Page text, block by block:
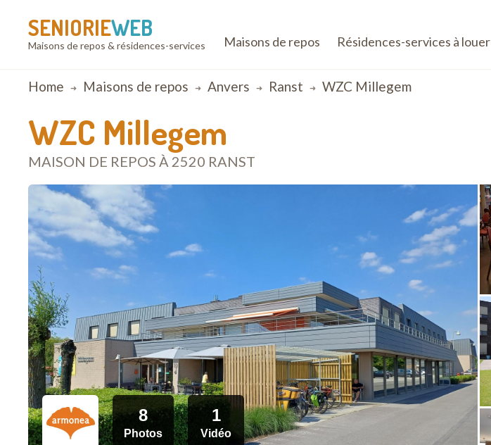
SENIORIEWEB
Maisons de repos & résidences-services Maisons de repos Résidences-services à louer
Breadcrumb
Home Maisons de repos Anvers Ranst WZC Millegem
WZC Millegem
MAISON DE REPOS À 2520 RANST
8
Photos
1
Vidéo